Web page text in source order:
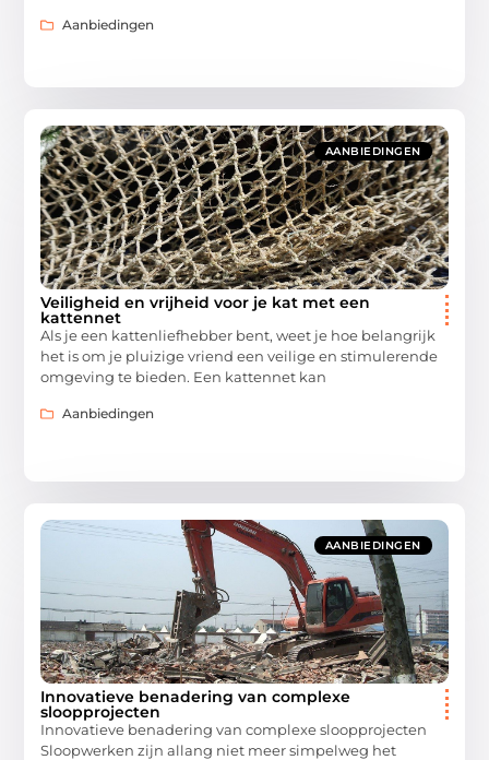
Aanbiedingen
AANBIEDINGEN
Veiligheid en vrijheid voor je kat met een
kattennet
Als je een kattenliefhebber bent, weet je hoe belangrijk
het is om je pluizige vriend een veilige en stimulerende
omgeving te bieden. Een kattennet kan
Aanbiedingen
AANBIEDINGEN
Innovatieve benadering van complexe
sloopprojecten
Innovatieve benadering van complexe sloopprojecten
Sloopwerken zijn allang niet meer simpelweg het